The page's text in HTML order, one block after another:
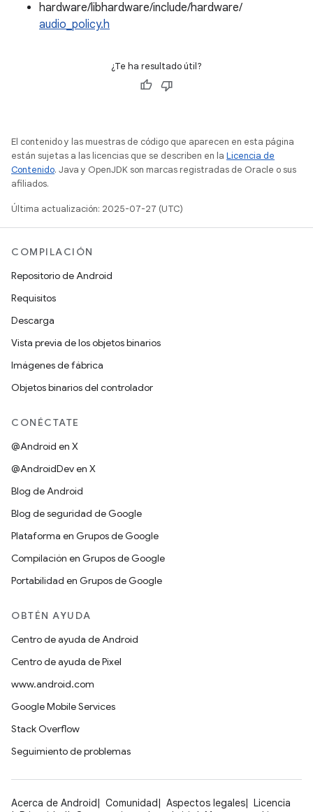
hardware/libhardware/include/hardware/
audio_policy.h
¿Te ha resultado útil?
El contenido y las muestras de código que aparecen en esta página
están sujetas a las licencias que se describen en la Licencia de
Contenido. Java y OpenJDK son marcas registradas de Oracle o sus
afiliados.
Última actualización: 2025-07-27 (UTC)
COMPILACIÓN
Repositorio de Android
Requisitos
Descarga
Vista previa de los objetos binarios
Imágenes de fábrica
Objetos binarios del controlador
CONÉCTATE
@Android en X
@AndroidDev en X
Blog de Android
Blog de seguridad de Google
Plataforma en Grupos de Google
Compilación en Grupos de Google
Portabilidad en Grupos de Google
OBTÉN AYUDA
Centro de ayuda de Android
Centro de ayuda de Pixel
www.android.com
Google Mobile Services
Stack Overflow
Seguimiento de problemas
Acerca de Android Comunidad Aspectos legales
Licencia